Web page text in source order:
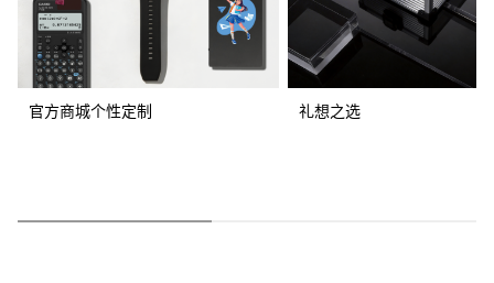
官方商城个性定制 礼想之选